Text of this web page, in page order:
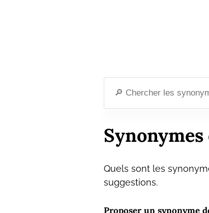
Quels sont les
suggestions.
Proposer un synonyme